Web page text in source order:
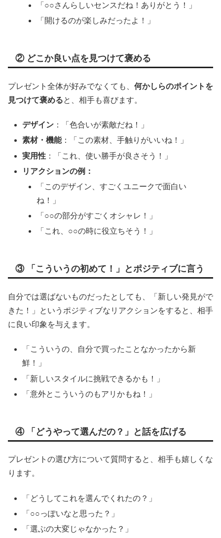
「○○さんらしいセンスだね！ありがとう！」
「開けるのが楽しみだったよ！」
② どこか良い点を見つけて褒める
プレゼント全体が好みでなくても、 何かしらのポイントを
見つけて褒めると、相手も喜びます。
デザイン ：「色合いが素敵だね！」
素材・機能：「この素材、手触りがいいね！」
実用性 ：「これ、使い勝手が良さそう！」
リアクションの例：
「このデザイン、すごくユニークで面白い
ね！」
「○○の部分がすごくオシャレ！」
「これ、○○の時に役立ちそう！」
③ 「こういうの初めて！」とポジティブに言う
自分では選ばないものだったとしても、「新しい発見がで
きた！」というポジティブなリアクションをすると、相手
に良い印象を与えます。
「こういうの、自分で買ったことなかったから新
鮮！」
「新しいスタイルに挑戦できるかも！」
「意外とこういうのもアリかもね！」
④ 「どうやって選んだの？」と話を広げる
プレゼントの選び方について質問すると、相手も嬉しくな
ります。
「どうしてこれを選んでくれたの？」
「○○っぽいなと思った？」
「選ぶの大変じゃなかった？」